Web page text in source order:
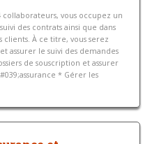
vous occupez un
des contrats ainsi que dans
À ce titre, vous serez
assurer le suivi des demandes
de souscription et assurer
* Gérer les